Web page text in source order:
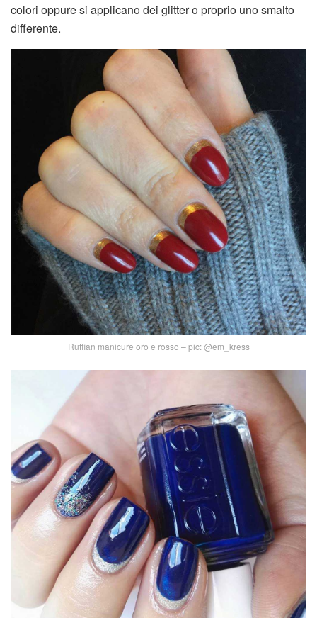
colori oppure si applicano dei glitter o proprio uno smalto
differente.
Ruffian manicure oro e rosso – pic: @em_kress